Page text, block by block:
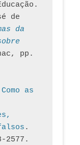
de
da
pp.
Como as
2577.